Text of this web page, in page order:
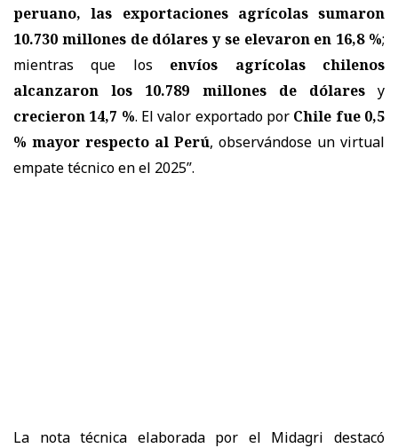
peruano, las exportaciones agrícolas sumaron
10.730 millones de dólares y se elevaron en 16,8 %;
mientras que los envíos agrícolas chilenos
alcanzaron los 10.789 millones de dólaresy
crecieron 14,7 %. El valor exportado por Chile fue 0,5
% mayor respecto al Perú, observándose un virtual
empate técnico en el 2025”.
La nota técnica elaborada por el Midagri destacó